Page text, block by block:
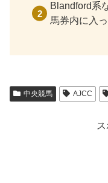
Blandford系
馬券内に入
中央競馬 AJCC